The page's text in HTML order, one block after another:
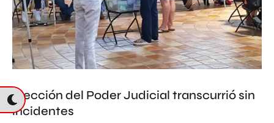
Elección del Poder Judicial transcurrió sin
incidentes